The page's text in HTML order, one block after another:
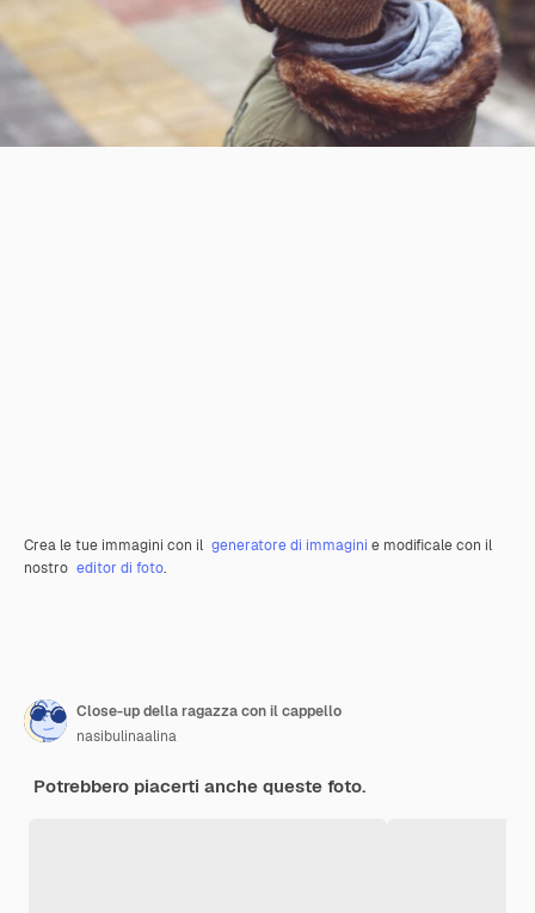
Crea le tue immagini con il generatore di immagini e modificale con il
nostro editor di foto.
Close-up della ragazza con il cappello
nasibulinaalina
Potrebbero piacerti anche queste foto.